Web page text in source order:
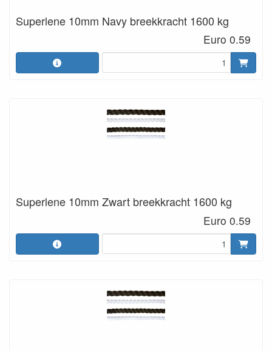
Superlene 10mm Navy breekkracht 1600 kg
Euro 0.59
Superlene 10mm Zwart breekkracht 1600 kg
Euro 0.59